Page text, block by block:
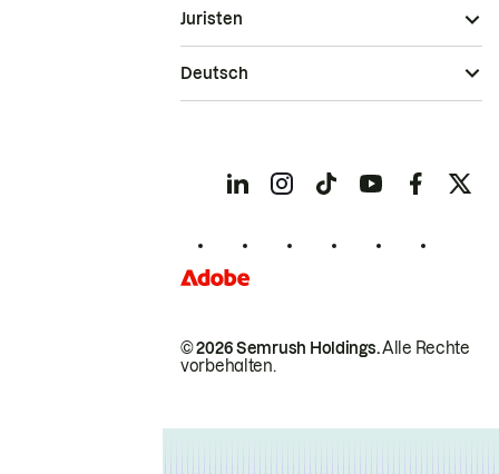
© 2026 Semrush Holdings.Alle Rechte
vorbehalten.
Juristen
Deutsch